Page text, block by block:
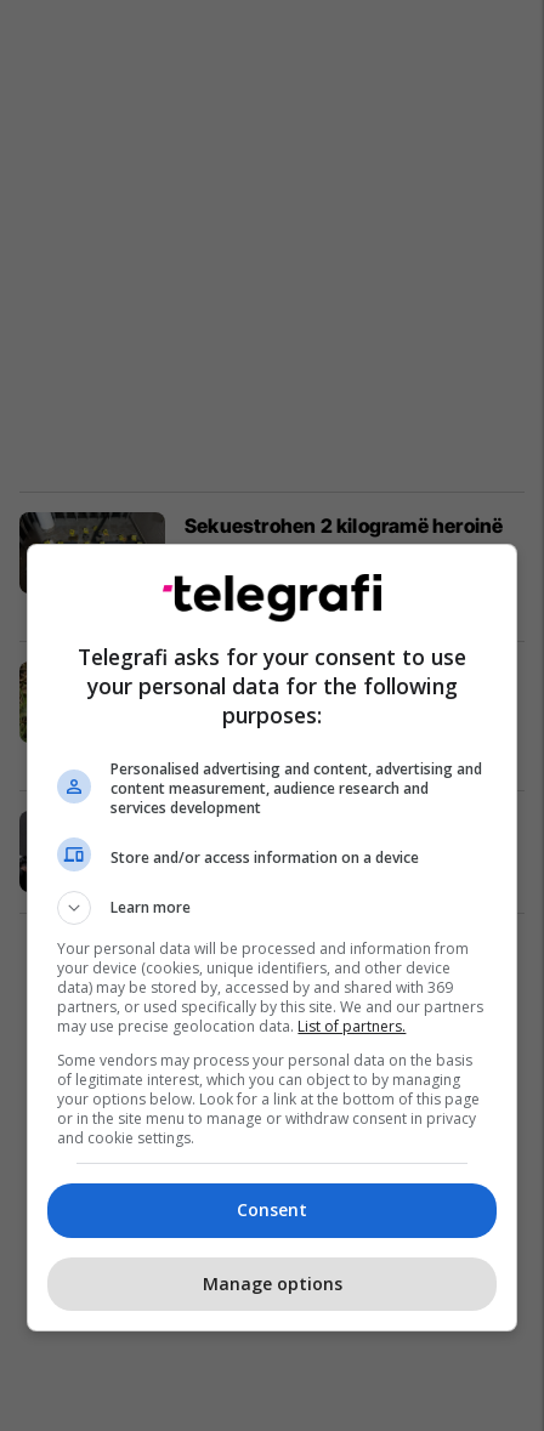
Sekuestrohen 2 kilogramë heroinë
dhe armë pa leje në Suharekë, tre
persona arrestohen
Drejtësi 24/03/2026
Mjet i pashpërthyer në Samadrexhë
të Suharekës, zona nën kontroll
policor
​Vidhen para, stoli ari në Leshan e
Krushë të Vogël
2
Telegrafi asks for your consent to use
your personal data for the following
purposes:
Personalised advertising and content, advertising and
content measurement, audience research and
services development
Store and/or access information on a device
Learn more
Your personal data will be processed and information from
your device (cookies, unique identifiers, and other device
data) may be stored by, accessed by and shared with 369
partners, or used specifically by this site. We and our partners
may use precise geolocation data. List of partners.
Some vendors may process your personal data on the basis
of legitimate interest, which you can object to by managing
your options below. Look for a link at the bottom of this page
or in the site menu to manage or withdraw consent in privacy
and cookie settings.
Consent
Manage options